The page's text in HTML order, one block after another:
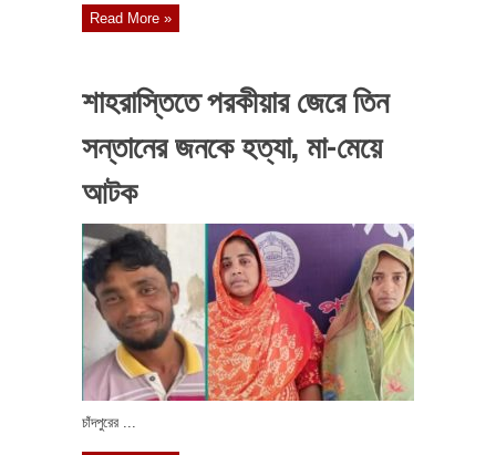
Read More »
শাহরাস্তিতে পরকীয়ার জেরে তিন
সন্তানের জনকে হত্যা, মা-মেয়ে
আটক
চাঁদপুরের ...